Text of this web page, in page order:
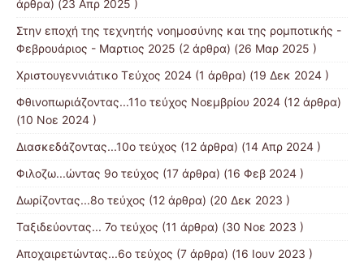
άρθρα) (23 Απρ 2025 )
Στην εποχή της τεχνητής νοημοσύνης και της ρομποτικής -
Φεβρουάριος - Μαρτιος 2025 (2 άρθρα) (26 Μαρ 2025 )
Χριστουγεννιάτικο Τεύχος 2024 (1 άρθρα) (19 Δεκ 2024 )
Φθινοπωριάζοντας...11ο τεύχος Νοεμβρίου 2024 (12 άρθρα)
(10 Νοε 2024 )
Διασκεδάζοντας...10ο τεύχος (12 άρθρα) (14 Απρ 2024 )
Φιλοζω...ώντας 9ο τεύχος (17 άρθρα) (16 Φεβ 2024 )
Δωρίζοντας...8ο τεύχος (12 άρθρα) (20 Δεκ 2023 )
Ταξιδεύοντας... 7ο τεύχος (11 άρθρα) (30 Νοε 2023 )
Αποχαιρετώντας...6ο τεύχος (7 άρθρα) (16 Ιουν 2023 )